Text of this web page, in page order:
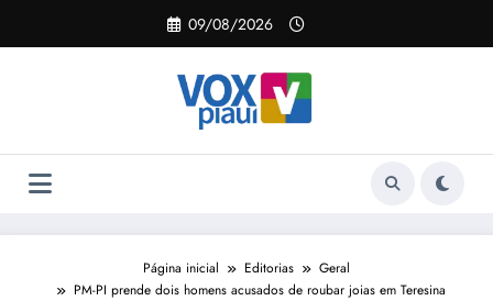
o
09/08/2026
Página inicial Editorias
Geral
PM-PI prende dois homens acusados de roubar joias em Teresina